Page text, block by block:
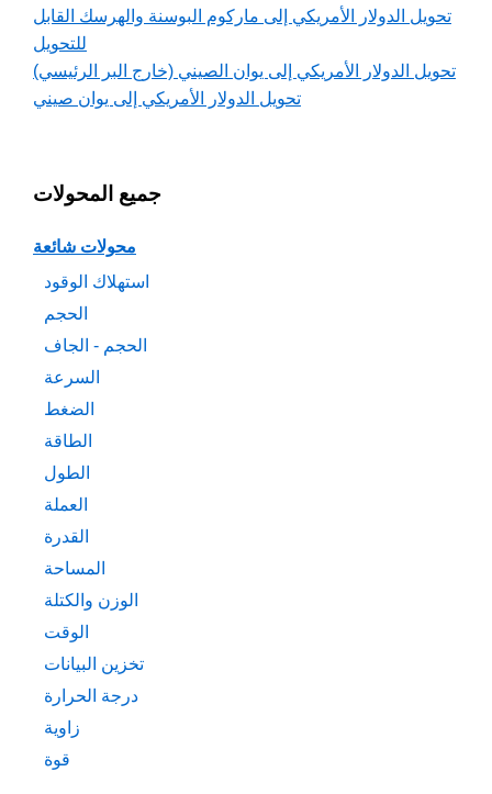
تحويل الدولار الأمريكي إلى ماركوم البوسنة والهرسك القابل
للتحويل
تحويل الدولار الأمريكي إلى يوان الصيني (خارج البر الرئيسي)
تحويل الدولار الأمريكي إلى يوان صيني
جميع المحولات
محولات شائعة
استهلاك الوقود
الحجم
الحجم - الجاف
السرعة
الضغط
الطاقة
الطول
العملة
القدرة
المساحة
الوزن والكتلة
الوقت
تخزين البيانات
درجة الحرارة
زاوية
قوة